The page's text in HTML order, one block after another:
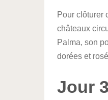
Pour clôturer
châteaux
Palma, son
dorées et
Jour